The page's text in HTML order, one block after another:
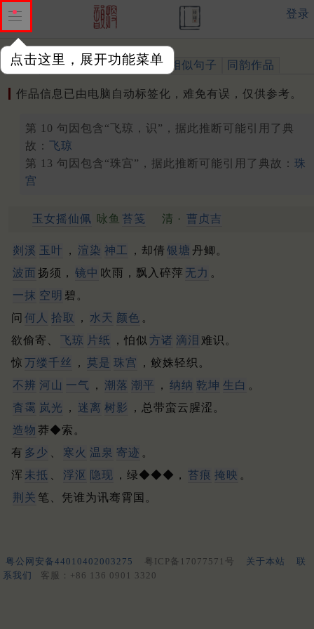
点击这里，展开功能菜单
登录
作品 标注四声 出处、引用 相似句子 同韵作品
作品信息已由电脑自动标签化，难免有误，仅供参考。
第 10 句因包含“飞琼，识”，据此推断可能引用了典
故： 飞琼
第 13 句因包含“珠宫”，据此推断可能引用了典故： 珠
宫
玉女摇仙佩 咏鱼 苔笺 清 · 曹贞吉
剡溪 玉叶 ， 渲染 神工 ，却倩 银塘 丹鲫。
波面 扬须， 镜中 吹雨，飘入碎萍 无力 。
一抹 空明 碧。
问 何人 拾取 ， 水天 颜色 。
欲偷寄、
飞琼 片纸 ，怕似 方诸 滴泪 难识。
惊 万缕千丝 ， 莫是 珠宫
，鲛姝轻织。
不辨 河山 一气 ， 潮落 潮平 ， 纳纳 乾坤 生白 。
杳霭 岚光 ， 迷离 树影
，总带蛮云腥涩。
造物 莽◆索。
有 多少 寒火 温泉 寄迹 。
浑 未抵 浮沤 隐现 ，绿◆◆◆， 苔痕 掩映 。
荆关 笔、凭谁为讯骞霄国。
粤公网安备44010402003275 粤ICP备17077571号 关于本站
联
系我们
客服：+86 136 0901 3320